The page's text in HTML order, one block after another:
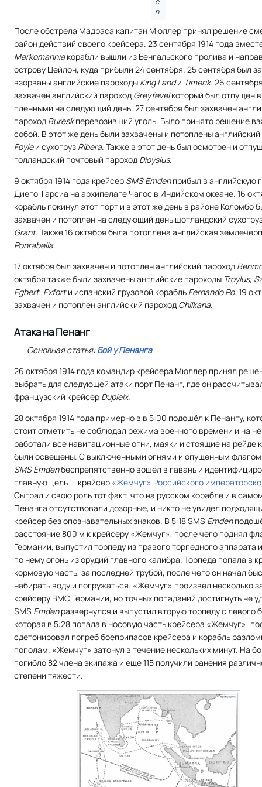
n
После обстрела Мадраса капитан Мюллер принял решение
район действий своего крейсера. 23 сентября 1914 года
Маrkomanniaкорабли вышли из Бенгальского пролива и
острову Цейлон, куда прибыли 24 сентября. 25 сентября был
взорваны английские пароходы King Landи Timerik. 26
захвачен английский пароход Greyfevelкоторый был отпущен
пленными на следующий день. 27 сентября был захвачен
пароход Bureskперевозивший уголь. Было принято решение
собой. В этот же день были захвачены и потоплены
Foyleи сухогруз Ribera. Также в этот день был осмотрен и
голландский почтовый пароход Dioysius.
9 октября 1914 года крейсер SMS Emdenприбыл в английскую
Диего-Гарсиа на архипелаге Чагос в Индийском океане. 16
корабль покинул этот порт и в этот же день в районе Коломбо
захвачен и потоплен на следующий день шотландский
Grant. Также 16 октября была потоплена английская
Ponrabella.
17 октября был захвачен и потоплен английский пароход
октября также были захвачены английские пароходы Troylus,
Egbert, Exfortи испанский грузовой корабль Fernando Po. 19
захвачен и потоплен английский пароход Сhilkana.
Атака на Пенанг
Основная статья:Бой у Пенанга
26 октября 1914 года командир крейсера Мюллер принял
выбрать для следующей атаки порт Пенанг, где он
французский крейсер Dupleix.
28 октября 1914 года примерно в в 5:00 подошёл к Пенангу,
стоит отметить не соблюдал режима военного времени и на
работали все навигационные огни, маяки и стоящие на рейде
были освещены. С выключенными огнями и опущенным флагом
SMS Emdenбеспрепятственно вошёл в гавань и
главную цель — крейсер «Жемчуг» Российского
Сыграл и свою роль тот факт, что на русском корабле и в
Пенанга отсутствовали дозорные, и никто не увидел
крейсер без опознавательных знаков. В 5:18 SMS Emden
расстояние 800 м к крейсеру «Жемчуг», после чего поднял
Германии, выпустил торпеду из правого торпедного аппарата
по нему огонь из орудий главного калибра. Торпеда попала в
кормовую часть, за последней трубой, после чего он начал
набирать воду и погружаться. «Жемчуг» произвёл несколько
крейсеру ВМС Германии, но точных попаданий достигнуть не
SMS Emdenразвернулся и выпустил вторую торпеду с левого
которая в 5:28 попала в носовую часть крейсера «Жемчуг»,
сдетонировал погреб боеприпасов крейсера и корабль
пополам. «Жемчуг» затонул в течение нескольких минут. На
погибло 82 члена экипажа и еще 115 получили ранения
степени тяжести.